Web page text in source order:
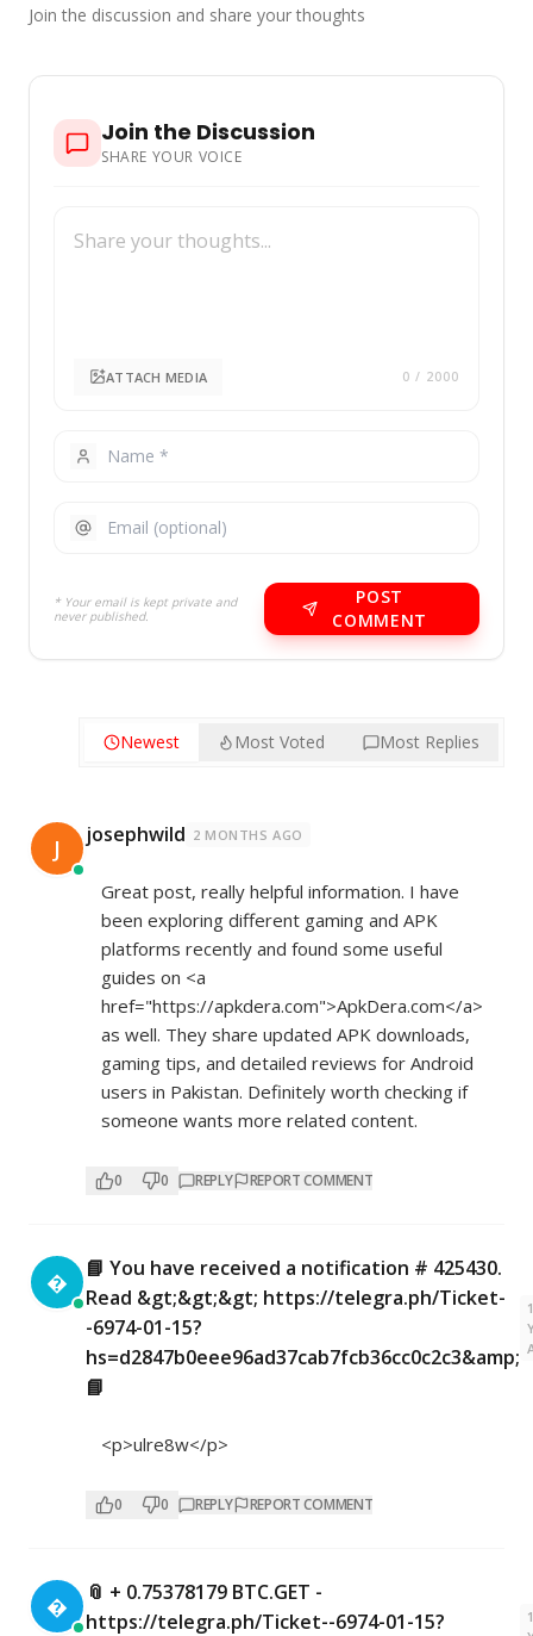
Join the discussion and share your thoughts
Join the Discussion
SHARE YOUR VOICE
ATTACH MEDIA 0 / 2000
* Your email is kept private and
never published.
POST
COMMENT
Newest Most Voted Most Replies
J josephwild 2 MONTHS AGO
Great post, really helpful information. I have
been exploring different gaming and APK
platforms recently and found some useful
guides on <a
href="https://apkdera.com">ApkDera.com</a>
as well. They share updated APK downloads,
gaming tips, and detailed reviews for Android
users in Pakistan. Definitely worth checking if
someone wants more related content.
0 0 REPLY REPORT COMMENT

📘 You have received a notification # 425430.
Read &gt;&gt;&gt; https://telegra.ph/Ticket-
-6974-01-15?
hs=d2847b0eee96ad37cab7fcb36cc0c2c3&amp;
📘
<p>ulre8w</p>
0 0 REPLY REPORT COMMENT

📎 + 0.75378179 BTC.GET -
https://telegra.ph/Ticket--6974-01-15?